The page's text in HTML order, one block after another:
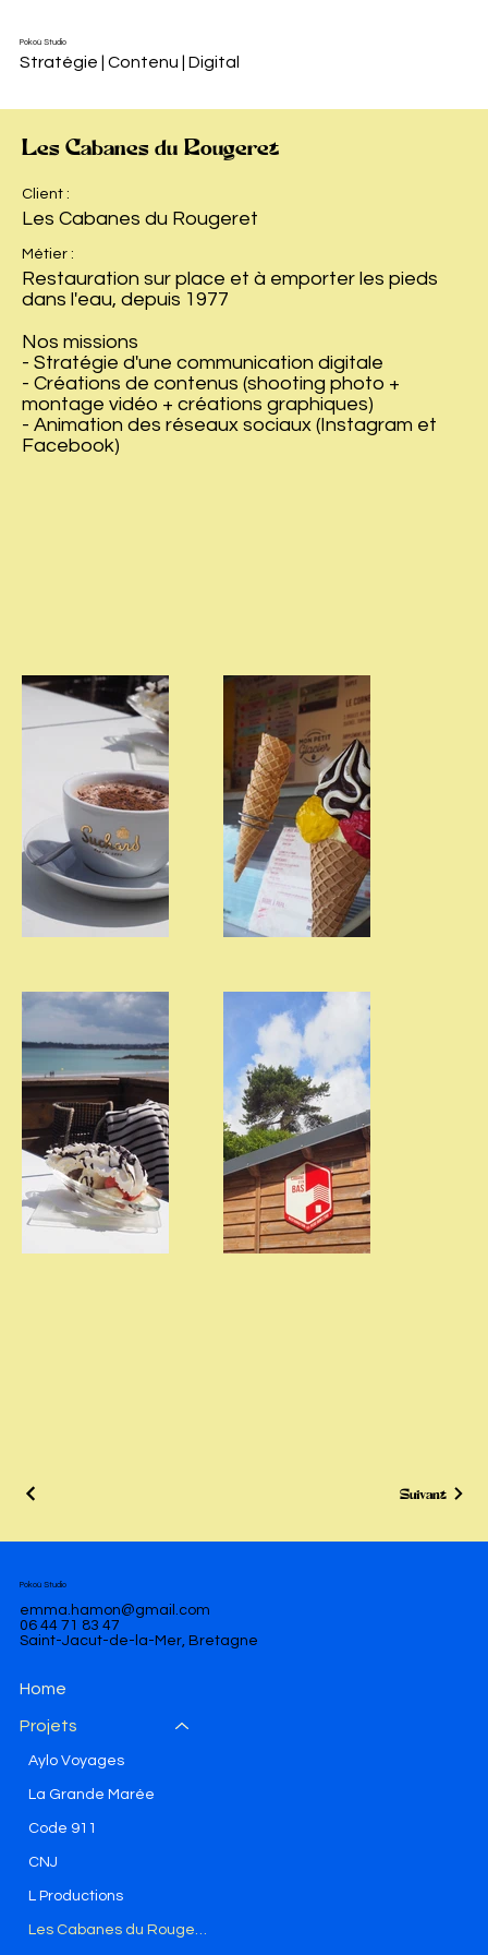
Pokoù Studio
Stratégie | Contenu | Digital
Les Cabanes du Rougeret
Client :
Les Cabanes du Rougeret
Métier :
Restauration sur place et à emporter les pieds
dans l'eau, depuis 1977
Nos missions
- Stratégie d'une communication digitale
- Créations de contenus (shooting photo +
montage vidéo + créations graphiques)
- Animation des réseaux sociaux (Instagram et
Facebook)
Suivant
Pokoù Studio
emma.hamon@gmail.com
06 44 71 83 47
Saint-Jacut-de-la-Mer, Bretagne
Home
Projets
Aylo Voyages
La Grande Marée
Code 911
CNJ
L Productions
Les Cabanes du Rougeret